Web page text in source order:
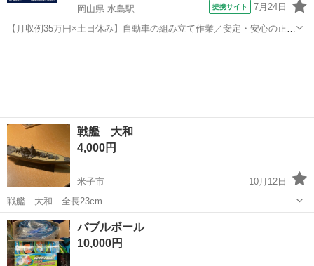
岡山県 水島駅
提携サイト 7月24日
【月収例35万円×土日休み】自動車の組み立て作業／安定・安心の正社
戦艦 大和
4,000円
米子市
10月12日
戦艦 大和 全長23cm
鳥取 米子市 模型、プラモデル
バブルボール
10,000円